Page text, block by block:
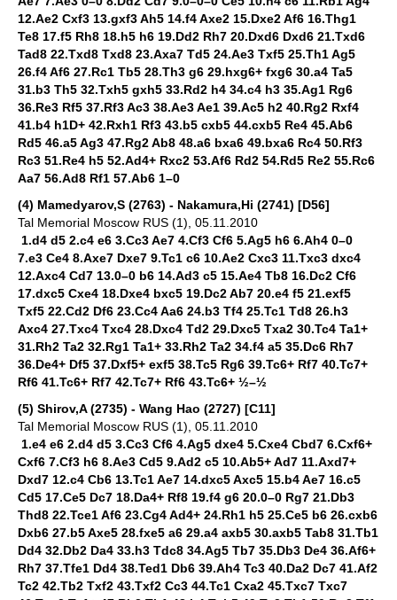
12.Ae2 Cxf3 13.gxf3 Ah5 14.f4 Axe2 15.Dxe2 Af6 16.Thg1
Te8 17.f5 Rh8 18.h5 h6 19.Dd2 Rh7 20.Dxd6 Dxd6 21.Txd6
Tad8 22.Txd8 Txd8 23.Axa7 Td5 24.Ae3 Txf5 25.Th1 Ag5
26.f4 Af6 27.Rc1 Tb5 28.Th3 g6 29.hxg6+ fxg6 30.a4 Ta5
31.b3 Th5 32.Txh5 gxh5 33.Rd2 h4 34.c4 h3 35.Ag1 Rg6
36.Re3 Rf5 37.Rf3 Ac3 38.Ae3 Ae1 39.Ac5 h2 40.Rg2 Rxf4
41.b4 h1D+ 42.Rxh1 Rf3 43.b5 cxb5 44.cxb5 Re4 45.Ab6
Rd5 46.a5 Ag3 47.Rg2 Ab8 48.a6 bxa6 49.bxa6 Rc4 50.Rf3
Rc3 51.Re4 h5 52.Ad4+ Rxc2 53.Af6 Rd2 54.Rd5 Re2 55.Rc6
Aa7 56.Ad8 Rf1 57.Ab6 1–0
(4) Mamedyarov,S (2763) - Nakamura,Hi (2741) [D56]
Tal Memorial Moscow RUS (1), 05.11.2010
1.d4 d5 2.c4 e6 3.Cc3 Ae7 4.Cf3 Cf6 5.Ag5 h6 6.Ah4 0–0
7.e3 Ce4 8.Axe7 Dxe7 9.Tc1 c6 10.Ae2 Cxc3 11.Txc3 dxc4
12.Axc4 Cd7 13.0–0 b6 14.Ad3 c5 15.Ae4 Tb8 16.Dc2 Cf6
17.dxc5 Cxe4 18.Dxe4 bxc5 19.Dc2 Ab7 20.e4 f5 21.exf5
Txf5 22.Cd2 Df6 23.Cc4 Aa6 24.b3 Tf4 25.Tc1 Td8 26.h3
Axc4 27.Txc4 Txc4 28.Dxc4 Td2 29.Dxc5 Txa2 30.Tc4 Ta1+
31.Rh2 Ta2 32.Rg1 Ta1+ 33.Rh2 Ta2 34.f4 a5 35.Dc6 Rh7
36.De4+ Df5 37.Dxf5+ exf5 38.Tc5 Rg6 39.Tc6+ Rf7 40.Tc7+
Rf6 41.Tc6+ Rf7 42.Tc7+ Rf6 43.Tc6+ ½–½
(5) Shirov,A (2735) - Wang Hao (2727) [C11]
Tal Memorial Moscow RUS (1), 05.11.2010
1.e4 e6 2.d4 d5 3.Cc3 Cf6 4.Ag5 dxe4 5.Cxe4 Cbd7 6.Cxf6+
Cxf6 7.Cf3 h6 8.Ae3 Cd5 9.Ad2 c5 10.Ab5+ Ad7 11.Axd7+
Dxd7 12.c4 Cb6 13.Tc1 Ae7 14.dxc5 Axc5 15.b4 Ae7 16.c5
Cd5 17.Ce5 Dc7 18.Da4+ Rf8 19.f4 g6 20.0–0 Rg7 21.Db3
Thd8 22.Tce1 Af6 23.Cg4 Ad4+ 24.Rh1 h5 25.Ce5 b6 26.cxb6
Dxb6 27.b5 Axe5 28.fxe5 a6 29.a4 axb5 30.axb5 Tab8 31.Tb1
Dd4 32.Db2 Da4 33.h3 Tdc8 34.Ag5 Tb7 35.Db3 De4 36.Af6+
Rh7 37.Tfe1 Dd4 38.Ted1 Db6 39.Ah4 Tc3 40.Da2 Dc7 41.Af2
Tc2 42.Tb2 Txf2 43.Txf2 Cc3 44.Tc1 Cxa2 45.Txc7 Txc7